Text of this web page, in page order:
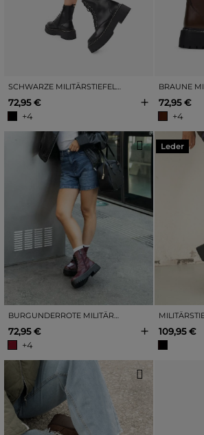
SCHWARZE MILITÄRSTIEFEL MIT PLATEAU
72,95 €
+4
+
72,95 €
+4
BURGUNDERROTE MILITÄRSTIEFEL MIT PLATEAU
72,95 €
+4
+
Leder
109,95 €